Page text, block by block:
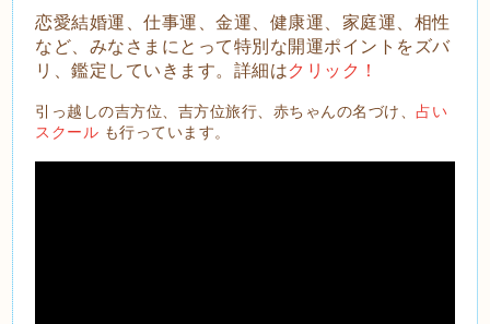
恋愛結婚運、仕事運、金運、健康運、家庭運、相性
など、みなさまにとって特別な開運ポイントをズバ
リ、鑑定していきます。詳細はクリック！
引っ越しの吉方位、吉方位旅行、赤ちゃんの名づけ、占い
スクール も行っています。